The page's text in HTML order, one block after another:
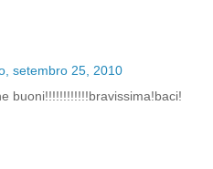
setembro 25, 2010
buoni!!!!!!!!!!!!bravissima!baci!